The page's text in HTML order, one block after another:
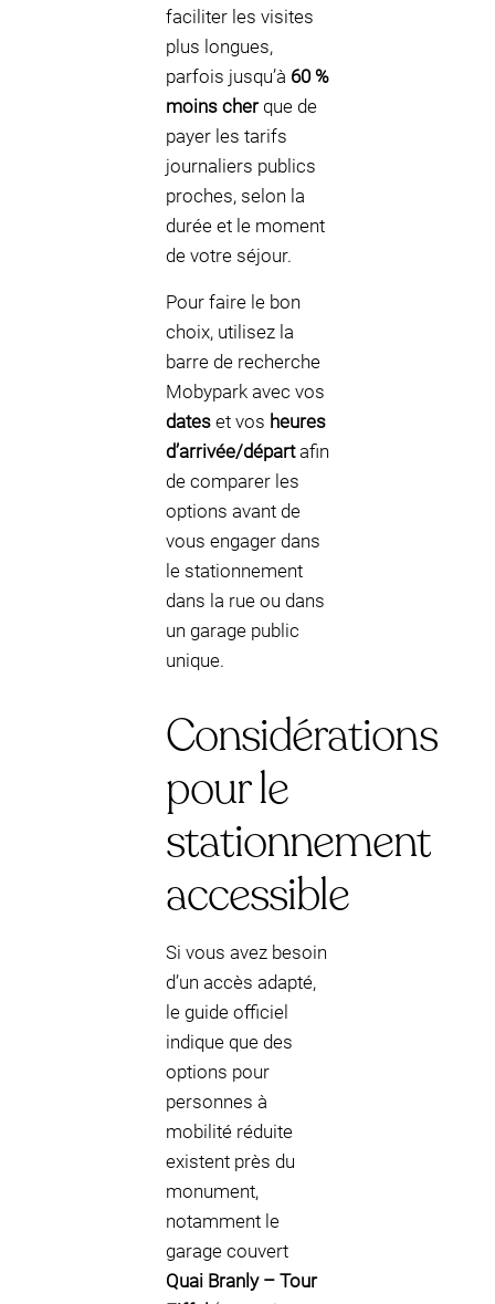
faciliter les visites
plus longues,
parfois jusqu’à 60 %
moins cherque de
payer les tarifs
journaliers publics
proches, selon la
durée et le moment
de votre séjour.
Pour faire le bon
choix, utilisez la
barre de recherche
Mobypark avec vos
dates et vos heures
d’arrivée/départafin
de comparer les
options avant de
vous engager dans
le stationnement
dans la rue ou dans
un garage public
unique.
Considérations
pour le
stationnement
accessible
Si vous avez besoin
d’un accès adapté,
le guide officiel
indique que des
options pour
personnes à
mobilité réduite
existent près du
monument,
notamment le
garage couvert
Quai Branly – Tour